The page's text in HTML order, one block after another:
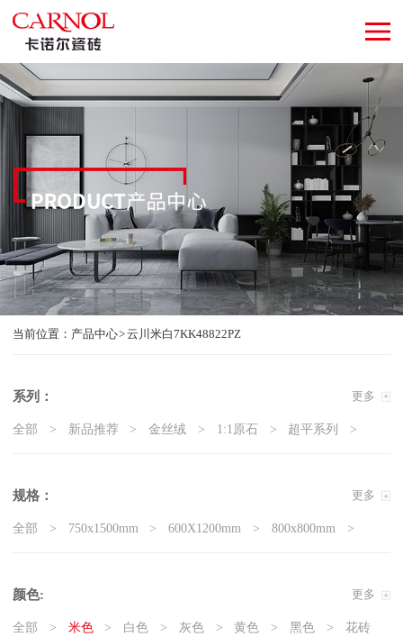
当前位置： 产品中心 云川米白7KK48822PZ
系列： 更多
全部 新品推荐 金丝绒 1:1原石 超平系列
精工大理石
3D微雕 臻白超平 臻白质感砖系列 莱姆石系列
规格： 更多
全部 750x1500mm 600X1200mm 800x800mm
颜色: 更多
全部 米色 白色 灰色 黄色 黑色 花砖